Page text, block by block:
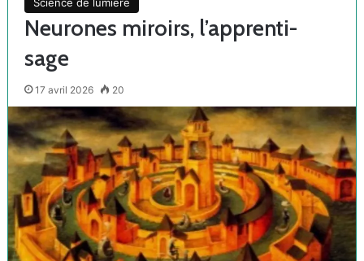
Science de lumière
Neurones miroirs, l’apprenti-
sage
17 avril 2026 20